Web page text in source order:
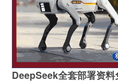
DeepSeek全套部署资料